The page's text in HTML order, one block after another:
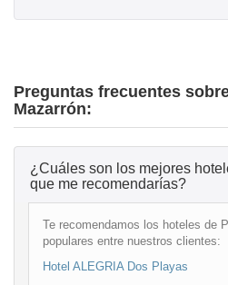
Preguntas frecuentes
Mazarrón:
¿Cuáles son los mejores
que me recomendarías?
Te recomendamos los hoteles de
populares entre nuestros clientes:
Hotel ALEGRIA Dos Playas